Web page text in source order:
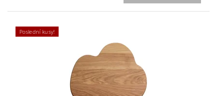
Poslední kusy!